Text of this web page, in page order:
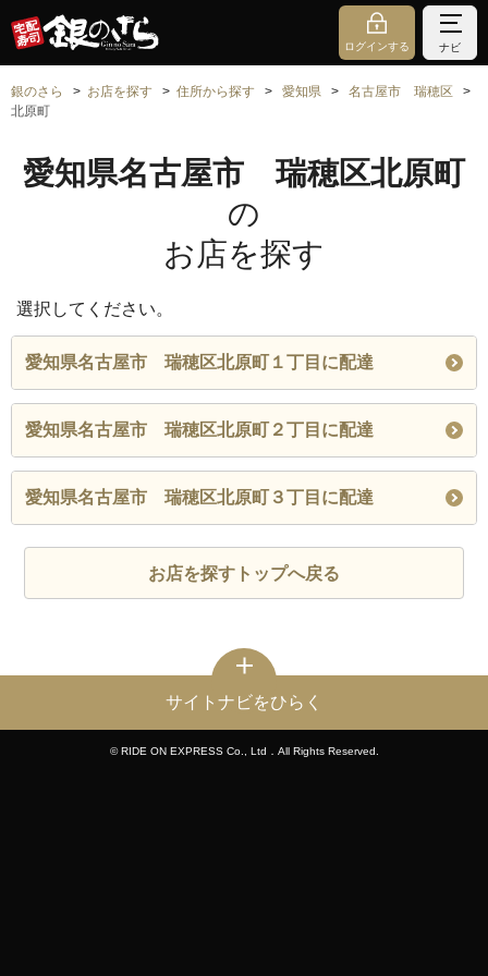
ログインする ナビ
銀のさら お店を探す 住所から探す 愛知県
名古屋市 瑞穂区
北原町
愛知県名古屋市 瑞穂区北原町
の
お店を探す
選択してください。
愛知県名古屋市 瑞穂区北原町１丁目に配達
愛知県名古屋市 瑞穂区北原町２丁目に配達
愛知県名古屋市 瑞穂区北原町３丁目に配達
お店を探すトップへ戻る
サイトナビをひらく
© RIDE ON EXPRESS Co., Ltd．All Rights Reserved.